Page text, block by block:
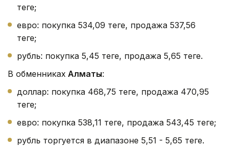
теңге;
евро: покупка 534,09 теңге, продажа 537,56
теңге;
рубль: покупка 5,45 теңге, продажа 5,65 теңге.
В обменниках Алматы:
доллар: покупка 468,75 теңге, продажа 470,95
теңге;
евро: покупка 538,11 теңге, продажа 543,45 теңге;
рубль торгуется в диапазоне 5,51 - 5,65 теңге.